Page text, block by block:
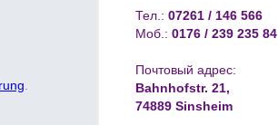
Тел.:07261 / 146 566
Моб.:0176 / 239 235 84
Почтовый адрес:
Bahnhofstr. 21,
74889 Sinsheim